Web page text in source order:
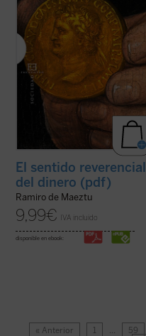
por las causas ... (ver ficha)
El sentido reverencial
del dinero (pdf)
Ramiro de Maeztu
9,99€ IVA incluido
disponible en ebook:
« Anterior 1 … 59